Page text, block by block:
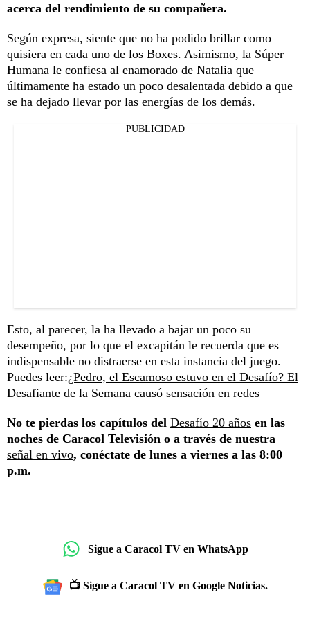
acerca del rendimiento de su compañera.
Según expresa, siente que no ha podido brillar como
quisiera en cada uno de los Boxes. Asimismo, la Súper
Humana le confiesa al enamorado de Natalia que
últimamente ha estado un poco desalentada debido a que
se ha dejado llevar por las energías de los demás.
PUBLICIDAD
Esto, al parecer, la ha llevado a bajar un poco su
desempeño, por lo que el excapitán le recuerda que es
indispensable no distraerse en esta instancia del juego.
Puedes leer:¿Pedro, el Escamoso estuvo en el Desafío? El
Desafiante de la Semana causó sensación en redes
No te pierdas los capítulos del Desafío 20 años en las
noches de Caracol Televisión o a través de nuestra
señal en vivo, conéctate de lunes a viernes a las 8:00
p.m.
Sigue a Caracol TV en WhatsApp
📺 Sigue a Caracol TV en Google Noticias.